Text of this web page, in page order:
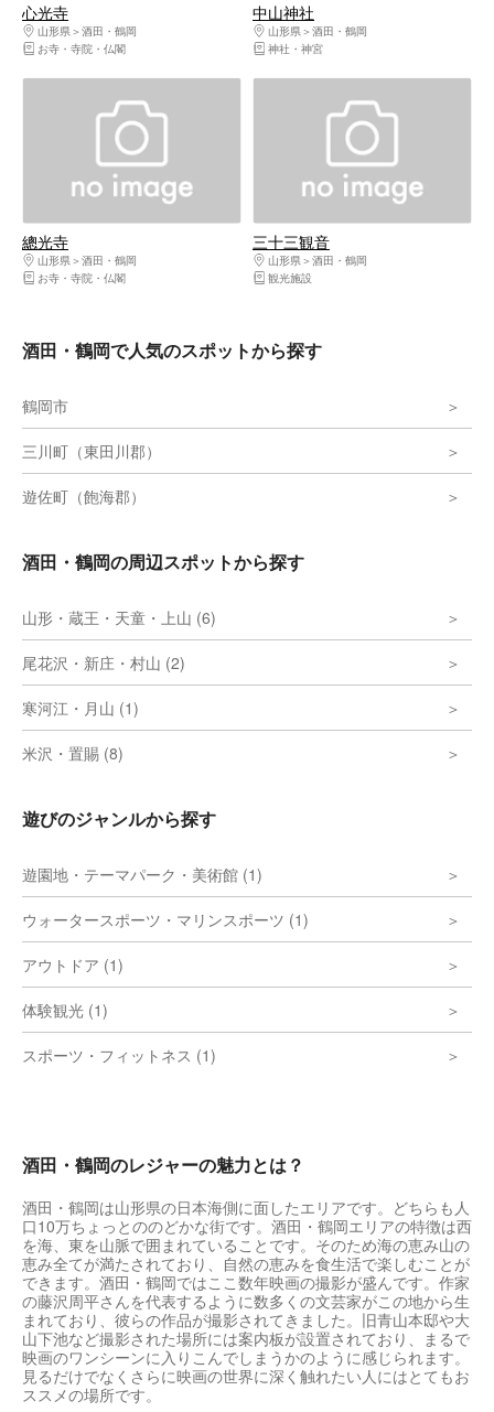
心光寺
山形県
酒田・鶴岡
お寺・寺院・仏閣
中山神社
山形県
酒田・鶴岡
神社・神宮
總光寺
山形県
酒田・鶴岡
お寺・寺院・仏閣
三十三観音
山形県
酒田・鶴岡
観光施設
酒田・鶴岡で人気のスポットから探す
鶴岡市
三川町（東田川郡）
遊佐町（飽海郡）
酒田・鶴岡の周辺スポットから探す
山形・蔵王・天童・上山 (6)
尾花沢・新庄・村山 (2)
寒河江・月山 (1)
米沢・置賜 (8)
遊びのジャンルから探す
遊園地・テーマパーク・美術館 (1)
ウォータースポーツ・マリンスポーツ (1)
アウトドア (1)
体験観光 (1)
スポーツ・フィットネス (1)
酒田・鶴岡のレジャーの魅力とは？
酒田・鶴岡は山形県の日本海側に面したエリアです。どちらも人
口10万ちょっとののどかな街です。酒田・鶴岡エリアの特徴は西
を海、東を山脈で囲まれていることです。そのため海の恵み山の
恵み全てが満たされており、自然の恵みを食生活で楽しむことが
できます。酒田・鶴岡ではここ数年映画の撮影が盛んです。作家
の藤沢周平さんを代表するように数多くの文芸家がこの地から生
まれており、彼らの作品が撮影されてきました。旧青山本邸や大
山下池など撮影された場所には案内板が設置されており、まるで
映画のワンシーンに入りこんでしまうかのように感じられます。
見るだけでなくさらに映画の世界に深く触れたい人にはとてもお
ススメの場所です。